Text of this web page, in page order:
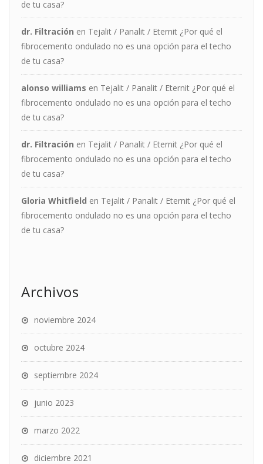
de tu casa?
dr. Filtración en Tejalit / Panalit / Eternit ¿Por qué el
fibrocemento ondulado no es una opción para el techo
de tu casa?
alonso williams en Tejalit / Panalit / Eternit ¿Por qué el
fibrocemento ondulado no es una opción para el techo
de tu casa?
dr. Filtración en Tejalit / Panalit / Eternit ¿Por qué el
fibrocemento ondulado no es una opción para el techo
de tu casa?
Gloria Whitfield en Tejalit / Panalit / Eternit ¿Por qué el
fibrocemento ondulado no es una opción para el techo
de tu casa?
Archivos
noviembre 2024
octubre 2024
septiembre 2024
junio 2023
marzo 2022
diciembre 2021